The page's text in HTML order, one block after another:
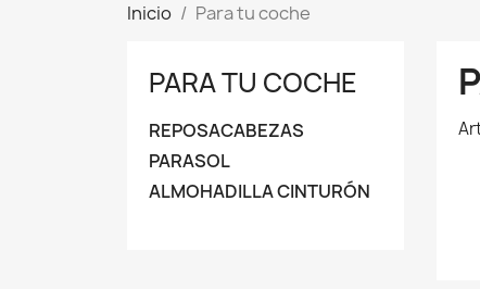
Inicio Para tu coche
PARA TU COCHE
REPOSACABEZAS
PARASOL
ALMOHADILLA CINTURÓN